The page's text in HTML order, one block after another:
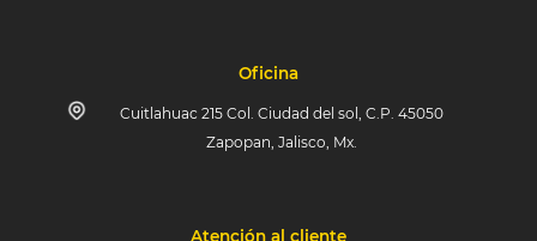
Oficina
Cuitlahuac 215 Col. Ciudad del sol, C.P. 45050
Zapopan, Jalisco, Mx.
Atención al cliente